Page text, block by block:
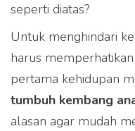
seperti diatas?
Untuk menghindari
harus
pertama kehidupan
tumbuh kembang
alasan agar mudah